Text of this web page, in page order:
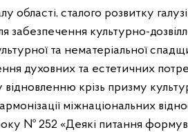
забезпечення культурно-
та нематеріальної
духовних та естетичних
крізь призму
міжнаціональних
№ 252 «Деякі питання